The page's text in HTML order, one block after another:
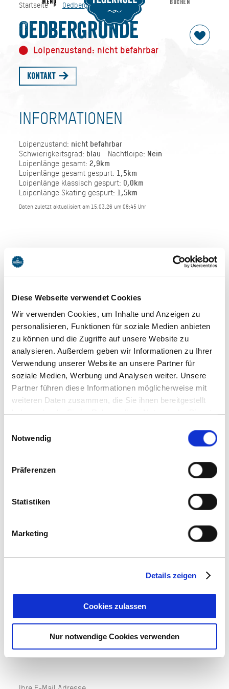
Diese Webseite verwendet Cookies
Wir verwenden Cookies, um Inhalte und Anzeigen zu
personalisieren, Funktionen für soziale Medien anbieten
zu können und die Zugriffe auf unsere Website zu
analysieren. Außerdem geben wir Informationen zu Ihrer
Verwendung unserer Website an unsere Partner für
soziale Medien, Werbung und Analysen weiter. Unsere
Partner führen diese Informationen möglicherweise mit
weiteren Daten zusammen, die Sie ihnen bereitgestellt
haben oder die Sie im Rahmen Ihrer Nutzung der Dienste
Cookies, wenn Sie unsere Webseite weiterhin nutzen.
Notwendig
Präferenzen
Statistiken
Marketing
Details zeigen
Cookies zulassen
Nur notwendige Cookies verwenden
Startseite Oedbergrunde
Oedbergrunde
Loipenzustand: nicht befahrbar
Kontakt
INFORMATIONEN
Loipenzustand: nicht befahrbar
Schwierigkeitsgrad: blau Nachtloipe: Nein
Loipenlänge gesamt: 2,9km
Loipenlänge gesamt gespurt: 1,5km
Loipenlänge klassisch gespurt: 0,0km
Loipenlänge Skating gespurt: 1,5km
Daten zuletzt aktualisiert am 15.03.26 um 08:45 Uhr
83703 Gmund
AUF DEM LAUFENDEN
BLEIBEN
Startseite Oedbergrunde
MENU BUCHEN